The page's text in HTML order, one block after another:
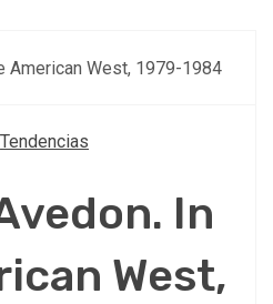
Tendencias
In
West,